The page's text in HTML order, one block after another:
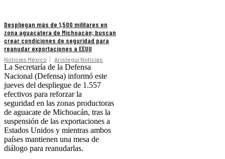
Despliegan más de 1,500 militares en
zona aguacatera de Michoacán; buscan
crear condiciones de seguridad para
reanudar exportaciones a EEUU
Noticias México Aristegui Noticias
La Secretaría de la Defensa
Nacional (Defensa) informó este
jueves del despliegue de 1.557
efectivos para reforzar la
seguridad en las zonas productoras
de aguacate de Michoacán, tras la
suspensión de las exportaciones a
Estados Unidos y mientras ambos
países mantienen una mesa de
diálogo para reanudarlas.